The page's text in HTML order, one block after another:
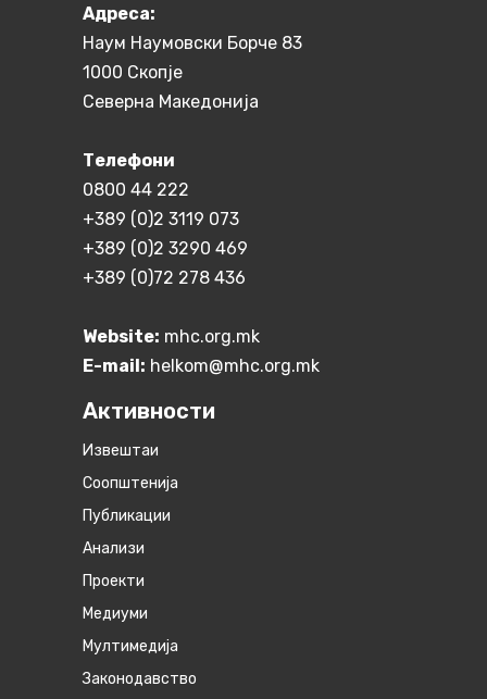
Aдреса:
Наум Наумовски Борче 83
1000 Скопје
Северна Македонија
Телефони
0800 44 222
+389 (0)2 3119 073
+389 (0)2 3290 469
+389 (0)72 278 436
Website: mhc.org.mk
E-mail: helkom@mhc.org.mk
Активности
Извештаи
Соопштенија
Публикации
Анализи
Проекти
Медиуми
Мултимедија
Законодавство